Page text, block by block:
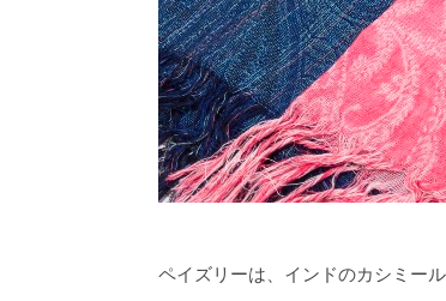
ペイズリーは、インドのカシミー